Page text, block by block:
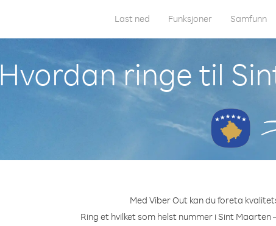
Last ned Funksjoner Samfunn
Hvordan ringe til
Med Viber Out kan du foreta
Ring et hvilket som helst nummer i Sint